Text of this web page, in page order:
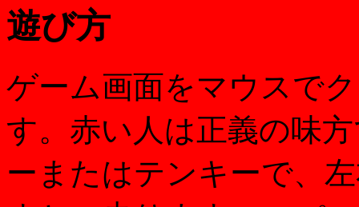
遊び方
ゲーム画面をマウスで
す。赤い人は正義の味
ーまたはテンキーで、